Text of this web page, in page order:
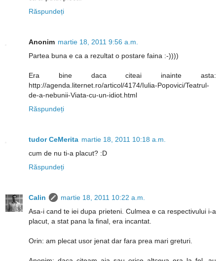
Răspundeți
Anonim martie 18, 2011 9:56 a.m.
Partea buna e ca a rezultat o postare faina :-))))
Era bine daca citeai inainte asta:
http://agenda.liternet.ro/articol/4174/Iulia-Popovici/Teatrul-
de-a-nebunii-Viata-cu-un-idiot.html
Răspundeți
tudor CeMerita martie 18, 2011 10:18 a.m.
cum de nu ti-a placut? :D
Răspundeți
Calin
martie 18, 2011 10:22 a.m.
Asa-i cand te iei dupa prieteni. Culmea e ca respectivului i-a
placut, a stat pana la final, era incantat.
Orin: am plecat usor jenat dar fara prea mari greturi.